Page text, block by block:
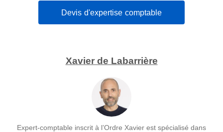
Devis d'expertise comptable
Xavier de Labarrière
Expert-comptable inscrit à l’Ordre Xavier est spécialisé dans